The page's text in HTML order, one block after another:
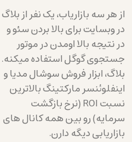
از هر سه بازاریاب، یک نفر از بلاگ
در وبسایت برای بالا بردن سئو و
در نتیجه بالا اومدن در موتور
جستجوی گوگل استفاده میکنه.
بلاگ، ابزار فروش سوشال مدیا و
اینفلوئنسر مارکتینگ بالاترین
نسبت ROI (نرخ بازگشت
سرمایه) رو بین همه کانال های
بازاریابی دیگه دارن.